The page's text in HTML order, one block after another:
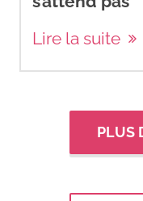
Lire la suite
PLUS